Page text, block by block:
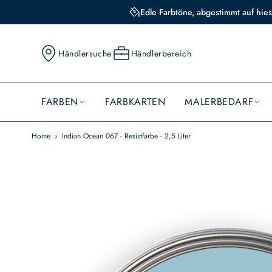
Edle Farbtöne, abgestimmt auf
Händlersuche Händlerbereich
FARBEN FARBKARTEN MALERBEDARF
Home Indian Ocean 067 - Resistfarbe - 2,5 Liter